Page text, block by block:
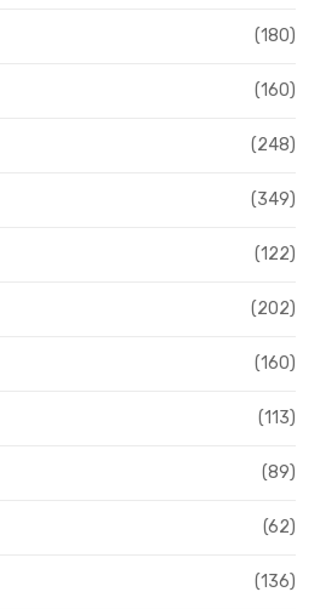
(180)
(160)
(248)
(349)
(122)
(202)
(160)
(113)
(89)
(62)
(136)